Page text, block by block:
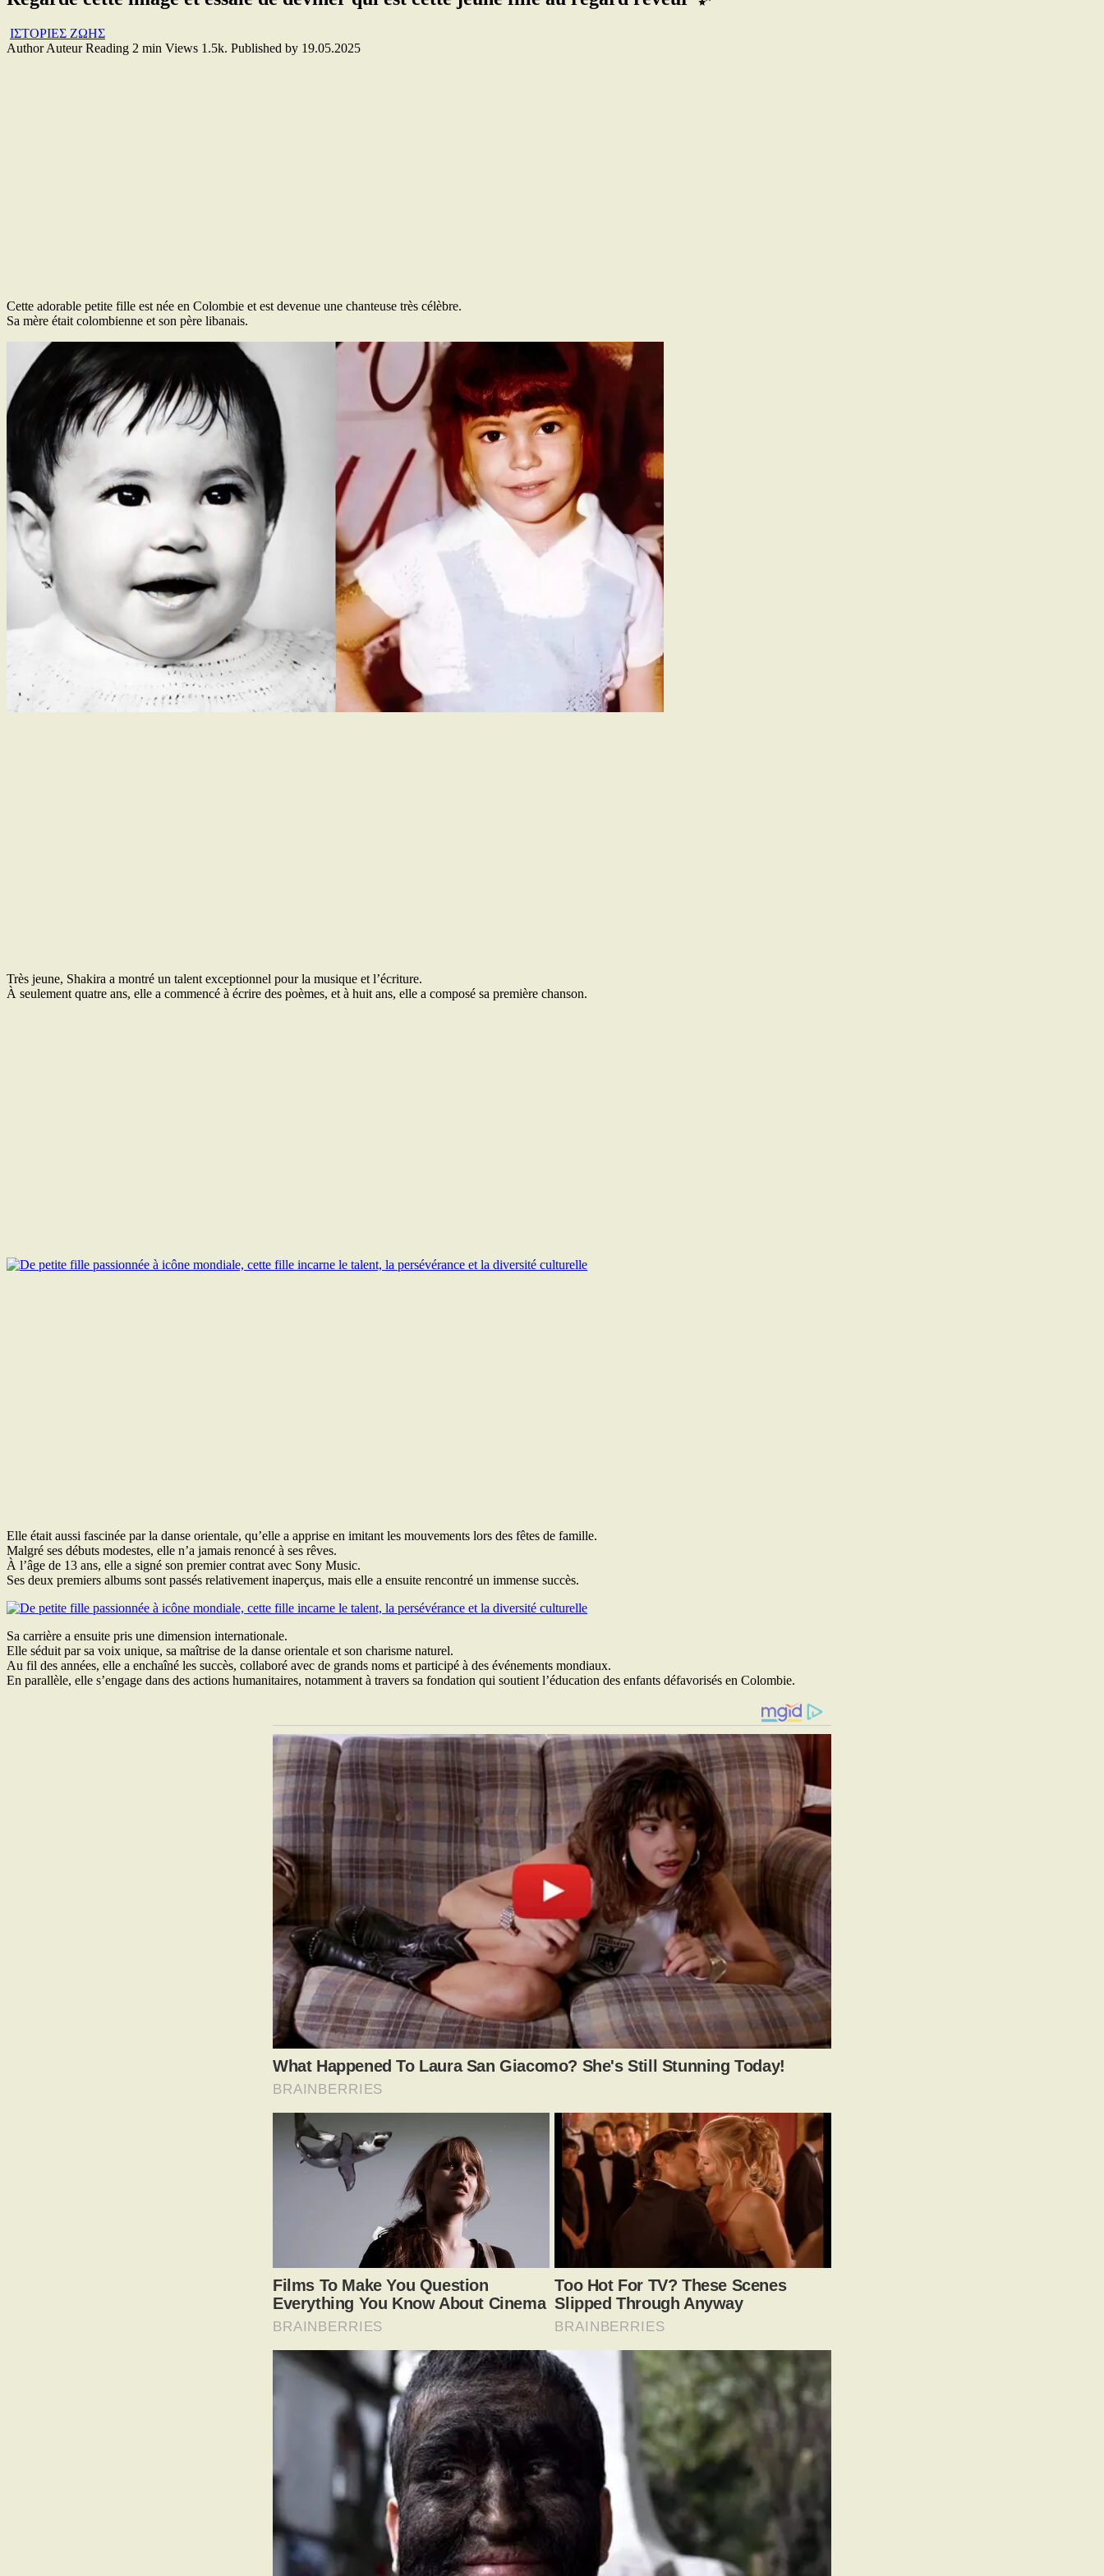
ΙΣΤΟΡΙΕΣ ΖΩΗΣ
Author Auteur Reading 2 min Views 1.5k. Published by 19.05.2025
Cette adorable petite fille est née en Colombie et est devenue une chanteuse très célèbre.
Sa mère était colombienne et son père libanais.
Très jeune, Shakira a montré un talent exceptionnel pour la musique et l’écriture.
À seulement quatre ans, elle a commencé à écrire des poèmes, et à huit ans, elle a composé sa première chanson.
Elle était aussi fascinée par la danse orientale, qu’elle a apprise en imitant les mouvements lors des fêtes de famille.
Malgré ses débuts modestes, elle n’a jamais renoncé à ses rêves.
À l’âge de 13 ans, elle a signé son premier contrat avec Sony Music.
Ses deux premiers albums sont passés relativement inaperçus, mais elle a ensuite rencontré un immense succès.
Sa carrière a ensuite pris une dimension internationale.
Elle séduit par sa voix unique, sa maîtrise de la danse orientale et son charisme naturel.
Au fil des années, elle a enchaîné les succès, collaboré avec de grands noms et participé à des événements mondiaux.
En parallèle, elle s’engage dans des actions humanitaires, notamment à travers sa fondation qui soutient l’éducation des enfants défavorisés en Colombie.